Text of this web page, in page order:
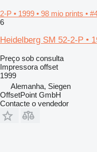
2-P • 1999 • 98 mio prints •
6
Heidelberg SM 52-2-P •
Preço sob consulta
Impressora offset
1999
Alemanha, Siegen
OffsetPoint GmbH
Contacte o vendedor